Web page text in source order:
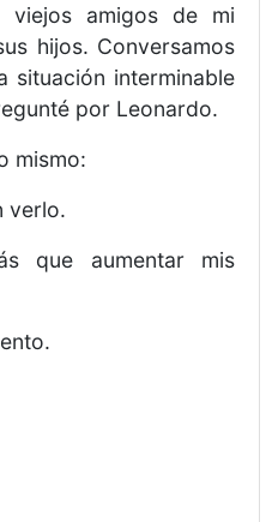
viejos amigos de mi
hijos. Conversamos
situación interminable
por Leonardo.
mismo:
verlo.
que aumentar mis